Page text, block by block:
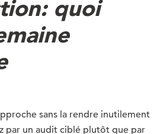
quoi
sans la rendre inutilement
par un audit ciblé plutôt que par